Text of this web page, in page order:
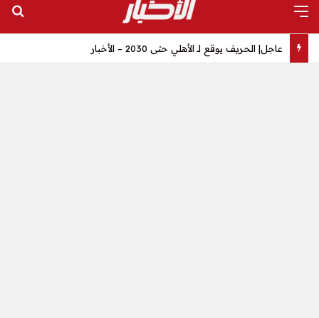
عاجل| الحريف يوقع لـ الأهلي حتى 2030 – الأخبار